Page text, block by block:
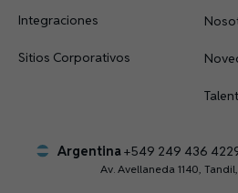
Integraciones
Sitios Corporativos
Argentina+549 249 436
Av. Avellaneda 1140,